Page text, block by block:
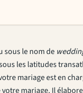
sous le nom de
les latitudes
mariage est en
votre mariage. Il